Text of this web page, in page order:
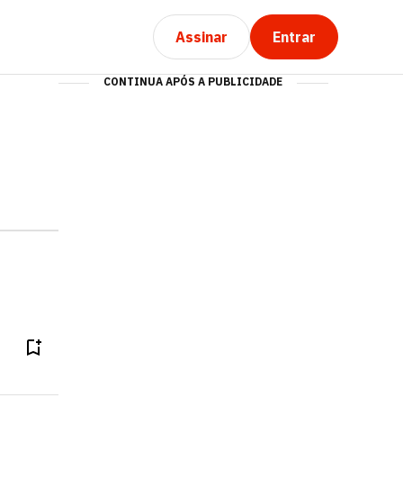
Assinar Entrar
CONTINUA APÓS A PUBLICIDADE